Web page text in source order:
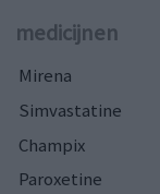
medicijnen
Mirena
Simvastatine
Champix
Paroxetine